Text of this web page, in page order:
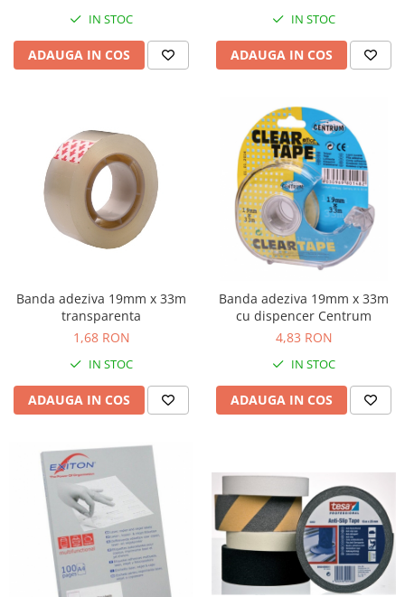
IN STOC
ADAUGA IN COS
IN STOC
ADAUGA IN COS
Banda adeziva 19mm x 33m
transparenta
1,68 RON
IN STOC
ADAUGA IN COS
Banda adeziva 19mm x 33m
cu dispencer Centrum
4,83 RON
IN STOC
ADAUGA IN COS